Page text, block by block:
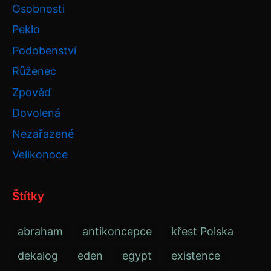
Osobnosti
Peklo
Podobenství
Růženec
Zpověď
Dovolená
Nezařazené
Velikonoce
Štítky
abraham antikoncepce
křest Polska
dekalog
eden egypt
existence